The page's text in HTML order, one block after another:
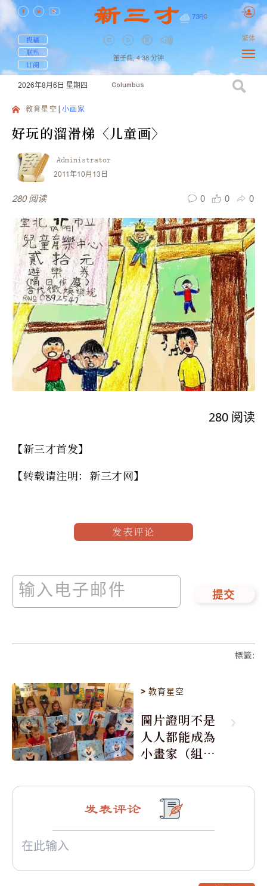
73F| C
投稿
联系
订阅
笛子曲, 4:38 分钟
繁体
2026年8月6日 星期四 Columbus
教育星空 小画家
好玩的溜滑梯〈儿童画〉
Administrator
2011年10月13日
280 阅读 0 0 0
280 阅读
【新三才首发】
【转载请注明：新三才网】
发表评论
提交
標籤:
>教育星空
圖片證明不是
人人都能成為
小畫家（組
发表评论